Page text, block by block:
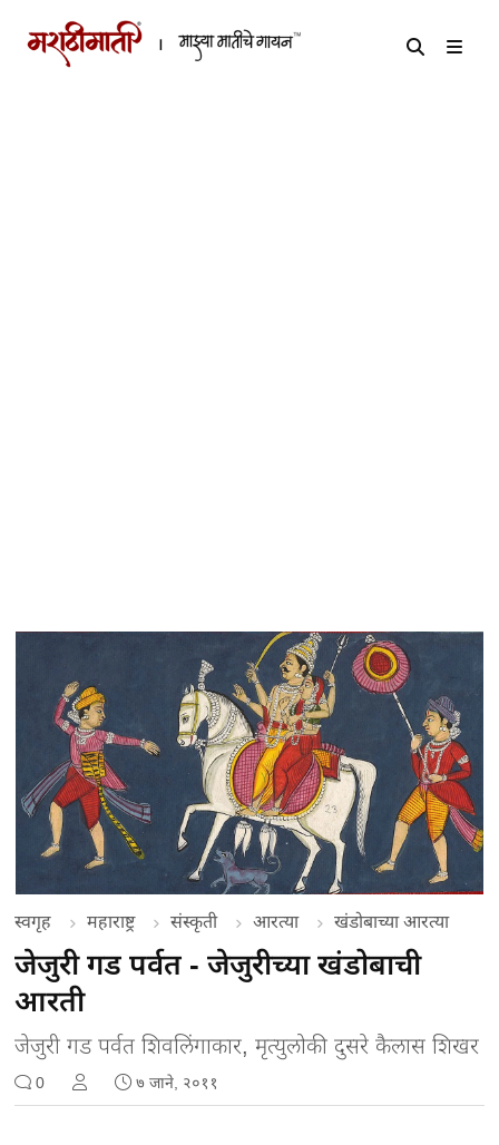
स्वगृह महाराष्ट्र संस्कृती आरत्या खंडोबाच्या आरत्या
जेजुरी गड पर्वत - जेजुरीच्या खंडोबाची
आरती
जेजुरी गड पर्वत शिवलिंगाकार, मृत्युलोकी दुसरे कैलास शिखर
0 ७ जाने, २०११